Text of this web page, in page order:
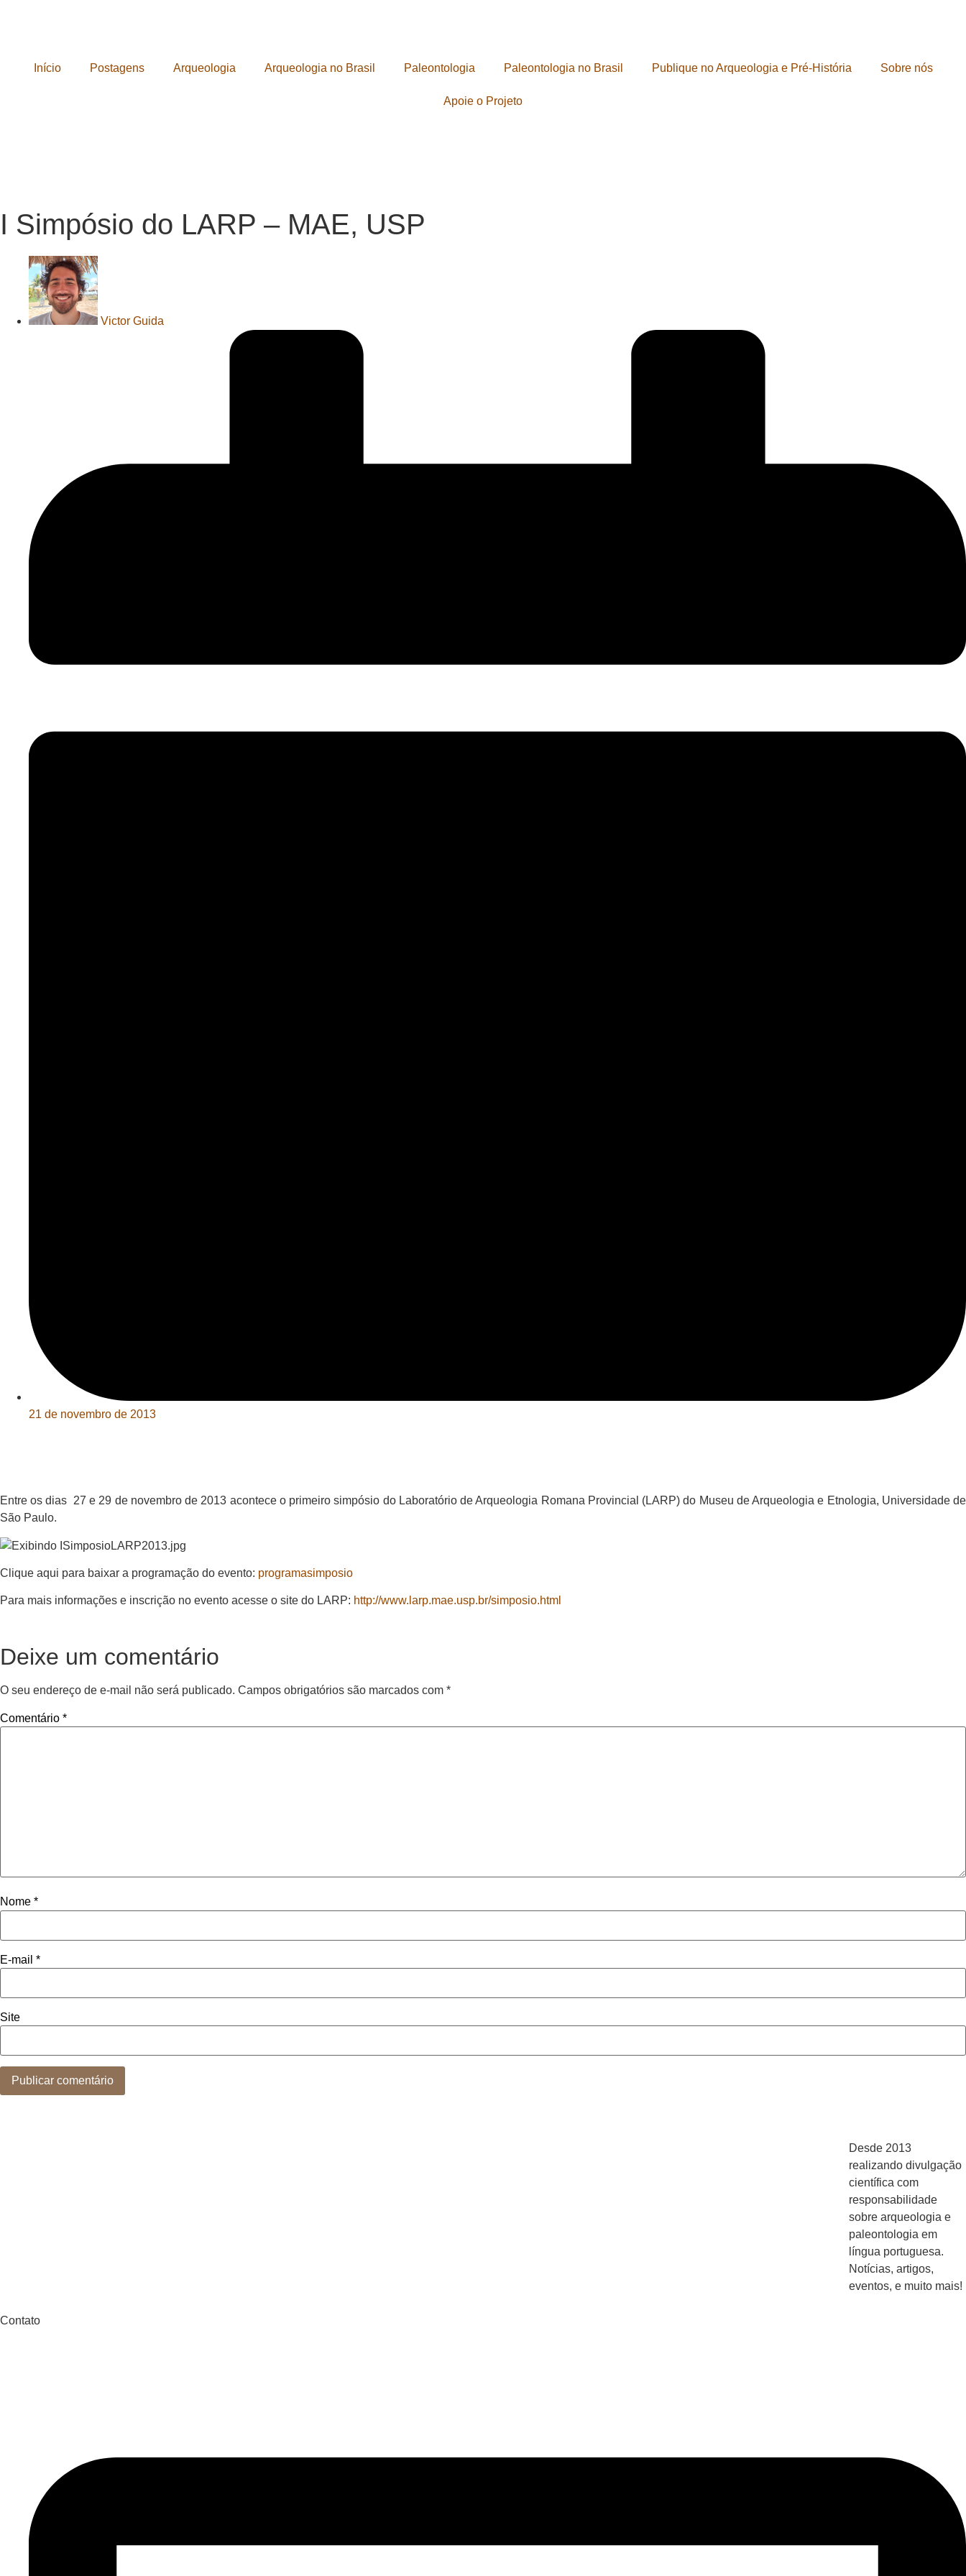
Início Postagens Arqueologia Arqueologia no Brasil Paleontologia Paleontologia no Brasil Publique no Arqueologia e Pré-História Sobre nós
Apoie o Projeto
I Simpósio do LARP – MAE, USP
Victor Guida
21 de novembro de 2013
Entre os dias 27 e 29 de novembro de 2013 acontece o primeiro simpósio do Laboratório de Arqueologia Romana Provincial (LARP) do Museu de Arqueologia e Etnologia, Universidade de
São Paulo.
Clique aqui para baixar a programação do evento: programasimposio
Para mais informações e inscrição no evento acesse o site do LARP: http://www.larp.mae.usp.br/simposio.html
Deixe um comentário
O seu endereço de e-mail não será publicado. Campos obrigatórios são marcados com *
Comentário *
Nome *
E-mail *
Site
Desde 2013
realizando divulgação
científica com
responsabilidade
sobre arqueologia e
paleontologia em
língua portuguesa.
Notícias, artigos,
eventos, e muito mais!
Contato